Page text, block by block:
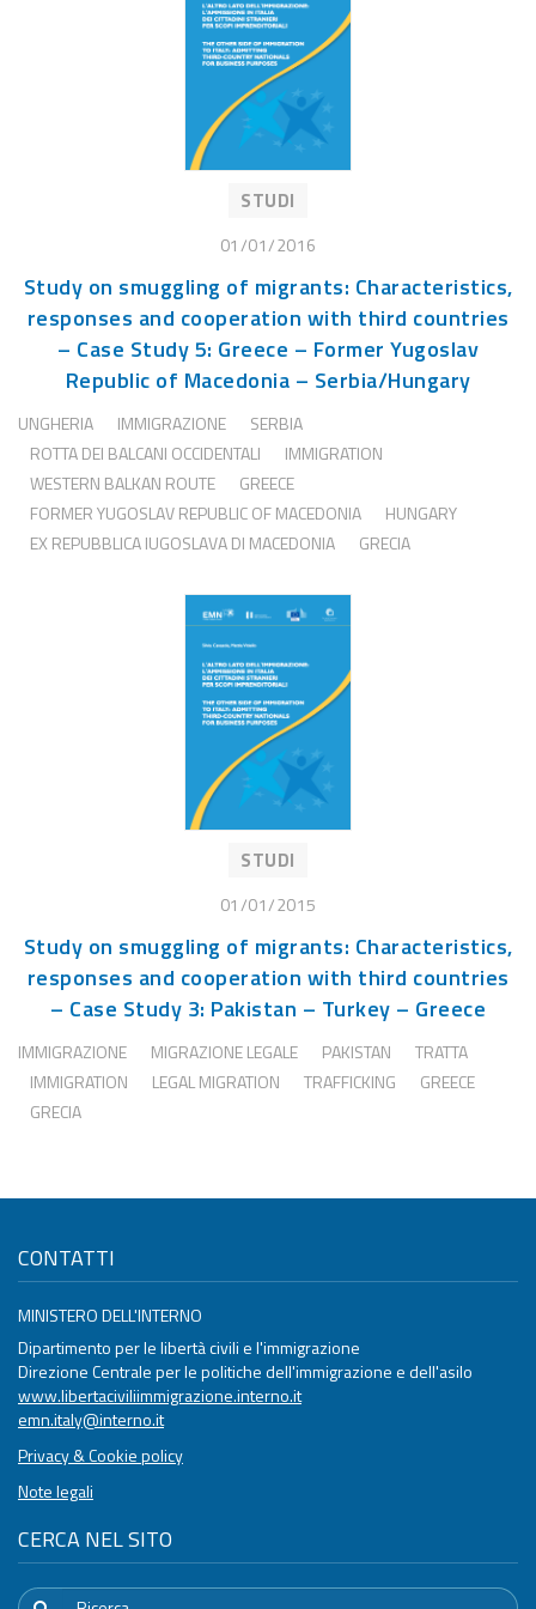
STUDI
01/01/2016
Study on smuggling of migrants: Characteristics,
responses and cooperation with third countries
– Case Study 5: Greece – Former Yugoslav
Republic of Macedonia – Serbia/Hungary
UNGHERIA IMMIGRAZIONE
SERBIA
ROTTA DEI BALCANI OCCIDENTALI
IMMIGRATION
WESTERN BALKAN ROUTE
GREECE
FORMER YUGOSLAV REPUBLIC OF MACEDONIA
HUNGARY
EX REPUBBLICA IUGOSLAVA DI MACEDONIA
GRECIA
STUDI
01/01/2015
Study on smuggling of migrants: Characteristics,
responses and cooperation with third countries
– Case Study 3: Pakistan – Turkey – Greece
IMMIGRAZIONE MIGRAZIONE LEGALE PAKISTAN
TRATTA
IMMIGRATION
LEGAL MIGRATION TRAFFICKING
GREECE
GRECIA
CONTATTI
MINISTERO DELL'INTERNO
Dipartimento per le libertà civili e l'immigrazione
Direzione Centrale per le politiche dell'immigrazione e dell'asilo
www.libertaciviliimmigrazione.interno.it
emn.italy@interno.it
Privacy & Cookie policy
Note legali
CERCA NEL SITO